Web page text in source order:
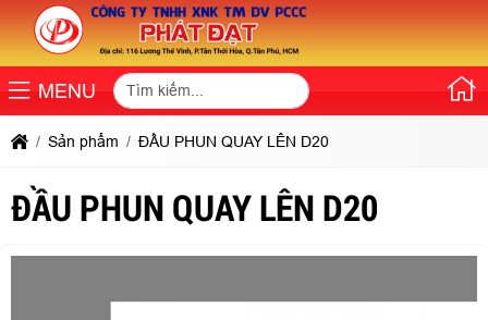
MENU
Sản phẩm ĐẦU PHUN QUAY LÊN D20
ĐẦU PHUN QUAY LÊN D20